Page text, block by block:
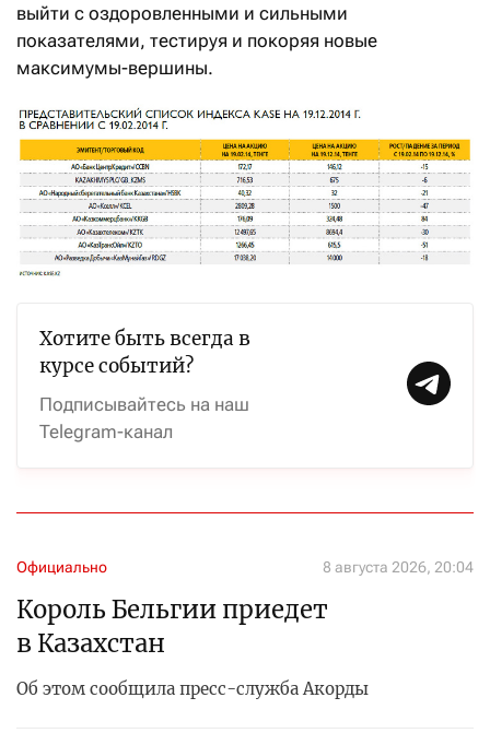
выйти с оздоровленными и сильными
показателями, тестируя и покоряя новые
максимумы-вершины.
Хотите быть всегда в
курсе событий?
Подписывайтесь на наш
Telegram-канал
Официально 8 августа 2026, 20:04
Король Бельгии приедет
в Казахстан
Об этом сообщила пресс-служба Акорды